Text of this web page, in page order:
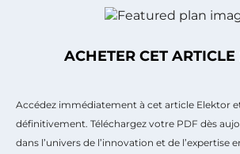
ACHETER CET
Accédez immédiatement à cet article Elektor
définitivement. Téléchargez votre PDF dès
dans l’univers de l’innovation et de l’expertise